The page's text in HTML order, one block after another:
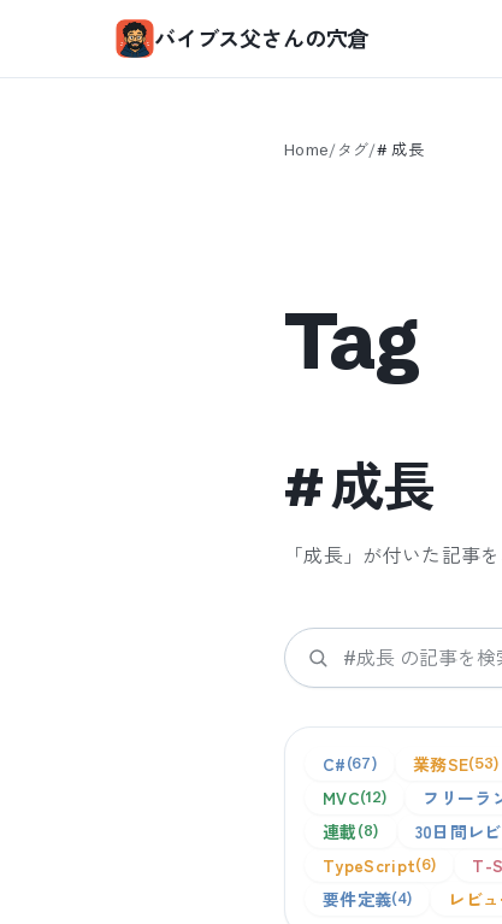
バイブス父さんの穴倉
Home/タグ/# 成長
Tag
#成長
「成長」が付いた記事
検索
C# 67 業務SE 53
MVC 12 フリーラ
連載 8 30日間レ
TypeScript 6 T-
要件定義 4 レビ